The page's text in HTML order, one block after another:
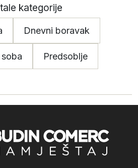
kategorije
Dnevni boravak
Predsoblje